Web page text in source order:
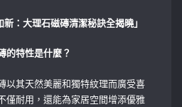
：大理石磁磚清潔秘訣全揭曉」
的特性是什麼？
以其天然美麗和獨特紋理而廣受喜
僅耐用，還能為家居空間增添優雅